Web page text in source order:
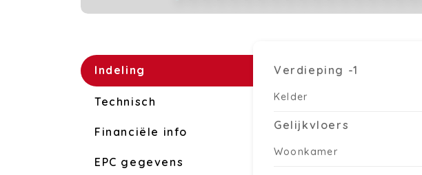
Indeling
Technisch
Financiële info
EPC gegevens
Verdieping -1
Kelder
Gelijkvloers
Woonkamer